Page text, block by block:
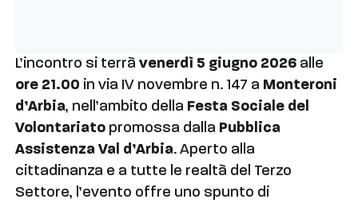
L’incontro si terràvenerdì 5 giugno 2026 alle
ore 21.00 in via IV novembre n. 147 a Monteroni
d’Arbia, nell’ambito della Festa Sociale del
Volontariato promossa dalla Pubblica
Assistenza Val d’Arbia. Aperto alla
cittadinanza e a tutte le realtà del Terzo
Settore, l’evento offre uno spunto di